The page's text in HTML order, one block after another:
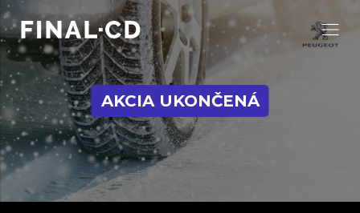
AKCIA UKONČENÁ